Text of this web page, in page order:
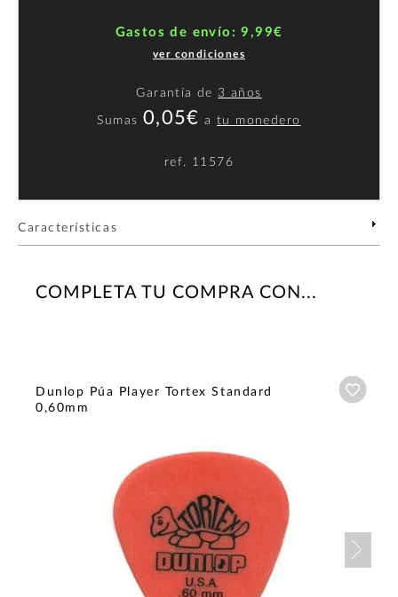
Gastos de envío: 9,99€
ver condiciones
Garantía de 3 años
Sumas 0,05€ atu monedero
ref. 11576
Características
COMPLETA TU COMPRA CON...
Dunlop Púa Player Tortex Standard
0,60mm